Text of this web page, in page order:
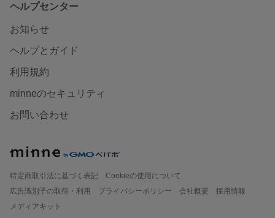
ヘルプセンター
お知らせ
ヘルプとガイド
利用規約
minneのセキュリティ
お問い合わせ
特定商取引法に基づく表記
Cookieの使用について
広告識別子の取得・利用
プライバシーポリシー 会社概要
採用情報
メディアキット